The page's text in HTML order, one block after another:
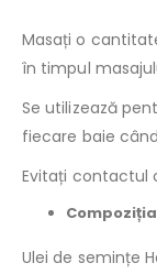
Masați o
în timpul
Se utilizează
fiecare baie
Evitați contactul
Compoziția
Ulei de semințe